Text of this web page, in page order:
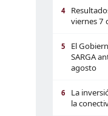
4
viernes 7
5
El
SARGA
agosto
6
La
la